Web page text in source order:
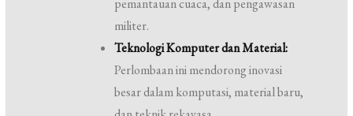
militer.
Teknologi Komputer dan Material:
Perlombaan ini mendorong inovasi
besar dalam komputasi, material baru,